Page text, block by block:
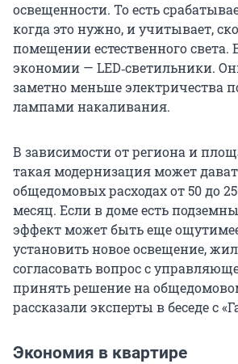
освещенности. То есть
когда это нужно, и учитывает,
помещении естественного
экономии — LED‑светильники.
заметно меньше электричества
лампами накаливания.
В зависимости от региона и
такая модернизация может
общедомовых расходах от 50 до
месяц. Если в доме есть
эффект может быть еще
установить новое освещение,
согласовать вопрос с
принять решение на
рассказали эксперты в беседе с
Экономия в квартире